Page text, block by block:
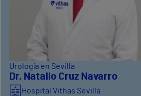
Urología en Sevilla
Dr. Natalio Cruz Navarro
Hospital Vithas Sevilla